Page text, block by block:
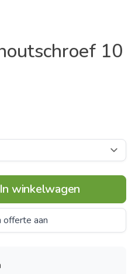
10
In winkelwagen
offerte aan